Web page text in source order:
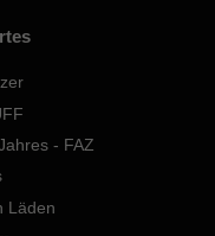
- FAZ
Läden